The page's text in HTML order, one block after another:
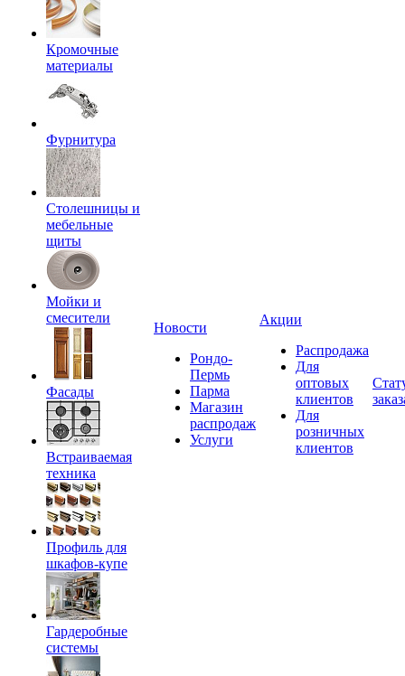
Кромочные
материалы
Фурнитура
Столешницы и
мебельные
щиты
Мойки и
смесители
Фасады
Встраиваемая
техника
Профиль для
шкафов-купе
Гардеробные
системы
Новости
Рондо-
Пермь
Парма
Магазин
распродаж
Услуги
Акции
Распродажа
Для
оптовых
клиентов
Для
розничных
клиентов